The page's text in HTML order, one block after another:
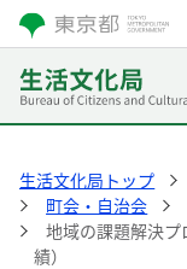
生活文化局トップ
町会・自治会
地域の課題解決
績）